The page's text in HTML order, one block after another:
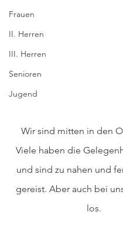
Frauen
II. Herren
III. Herren
Senioren
Jugend
Wir sind mitten in den
Viele haben die
und sind zu nahen und
gereist. Aber auch bei
los.